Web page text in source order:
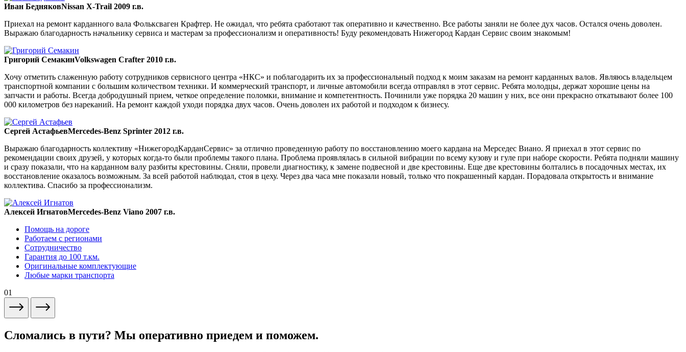
Иван БедняковNissan X-Trail 2009 г.в.
Приехал на ремонт карданного вала Фольксваген Крафтер. Не ожидал, что ребята сработают так оперативно и качественно. Все работы заняли не более дух часов. Остался очень доволен.
Выражаю благодарность начальнику сервиса и мастерам за профессионализм и оперативность! Буду рекомендовать Нижегород Кардан Сервис своим знакомым!
Григорий СемакинVolkswagen Crafter 2010 г.в.
Хочу отметить слаженную работу сотрудников сервисного центра «НКС» и поблагодарить их за профессиональный подход к моим заказам на ремонт карданных валов. Являюсь владельцем
транспортной компании с большим количеством техники. И коммерческий транспорт, и личные автомобили всегда отправлял в этот сервис. Ребята молодцы, держат хорошие цены на
запчасти и работы. Всегда добродушный прием, четкое определение поломки, внимание и компетентность. Починили уже порядка 20 машин у них, все они прекрасно откатывают более 100
000 километров без нареканий. На ремонт каждой уходи порядка двух часов. Очень доволен их работой и подходом к бизнесу.
Сергей АстафьевMercedes-Benz Sprinter 2012 г.в.
Выражаю благодарность коллективу «НижегородКарданСервис» за отлично проведенную работу по восстановлению моего кардана на Мерседес Виано. Я приехал в этот сервис по
рекомендации своих друзей, у которых когда-то были проблемы такого плана. Проблема проявлялась в сильной вибрации по всему кузову и гуле при наборе скорости. Ребята подняли машину
и сразу показали, что на карданном валу разбиты крестовины. Сняли, провели диагностику, к замене подвесной и две крестовины. Еще две крестовины болтались в посадочных местах, их
восстановление оказалось возможным. За всей работой наблюдал, стоя в цеху. Через два часа мне показали новый, только что покрашенный кардан. Порадовала открытость и внимание
коллектива. Спасибо за профессионализм.
Алексей ИгнатовMercedes-Benz Viano 2007 г.в.
Помощь на дороге
Работаем с регионами
Сотрудничество
Гарантия до 100 т.км.
Оригинальные комплектующие
Любые марки транспорта
01
Сломались в пути? Мы оперативно приедем и поможем.